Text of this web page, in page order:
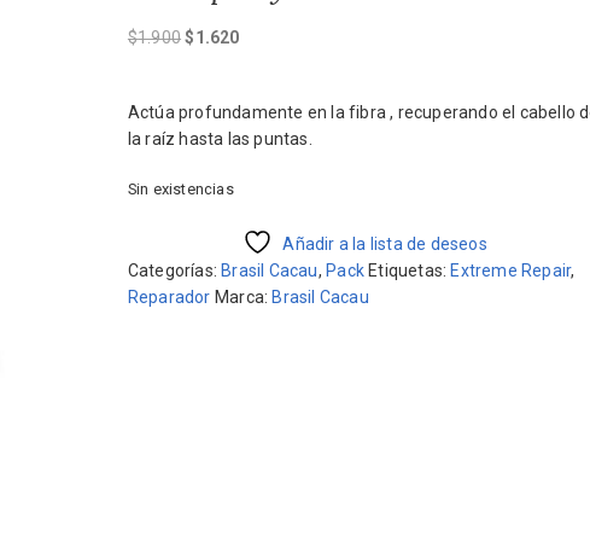
$1.900El
era:
$1.900.
$1.620El
es:
$1.620.
Actúa profundamente en la fibra , recuperando el cabello
la raíz hasta las puntas.
Sin existencias
Añadir a la lista de deseos
Categorías: Brasil Cacau, Pack Etiquetas: Extreme Repair,
Reparador Marca: Brasil Cacau